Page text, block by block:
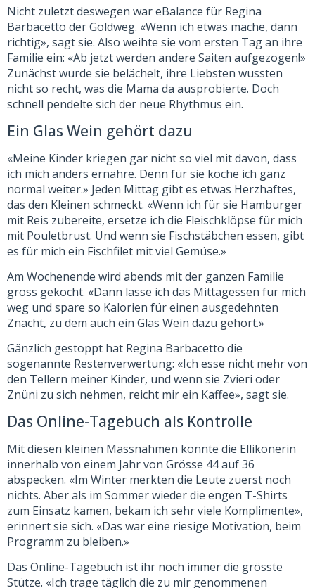
Nicht zuletzt deswegen war eBalance für Regina
Barbacetto der Goldweg. «Wenn ich etwas mache, dann
richtig», sagt sie. Also weihte sie vom ersten Tag an ihre
Familie ein: «Ab jetzt werden andere Saiten aufgezogen!»
Zunächst wurde sie belächelt, ihre Liebsten wussten
nicht so recht, was die Mama da ausprobierte. Doch
schnell pendelte sich der neue Rhythmus ein.
Ein Glas Wein gehört dazu
«Meine Kinder kriegen gar nicht so viel mit davon, dass
ich mich anders ernähre. Denn für sie koche ich ganz
normal weiter.» Jeden Mittag gibt es etwas Herzhaftes,
das den Kleinen schmeckt. «Wenn ich für sie Hamburger
mit Reis zubereite, ersetze ich die Fleischklöpse für mich
mit Pouletbrust. Und wenn sie Fischstäbchen essen, gibt
es für mich ein Fischfilet mit viel Gemüse.»
Am Wochenende wird abends mit der ganzen Familie
gross gekocht. «Dann lasse ich das Mittagessen für mich
weg und spare so Kalorien für einen ausgedehnten
Znacht, zu dem auch ein Glas Wein dazu gehört.»
Gänzlich gestoppt hat Regina Barbacetto die
sogenannte Restenverwertung: «Ich esse nicht mehr von
den Tellern meiner Kinder, und wenn sie Zvieri oder
Znüni zu sich nehmen, reicht mir ein Kaffee», sagt sie.
Das Online-Tagebuch als Kontrolle
Mit diesen kleinen Massnahmen konnte die Ellikonerin
innerhalb von einem Jahr von Grösse 44 auf 36
abspecken. «Im Winter merkten die Leute zuerst noch
nichts. Aber als im Sommer wieder die engen T-Shirts
zum Einsatz kamen, bekam ich sehr viele Komplimente»,
erinnert sie sich. «Das war eine riesige Motivation, beim
Programm zu bleiben.»
Das Online-Tagebuch ist ihr noch immer die grösste
Stütze. «Ich trage täglich die zu mir genommenen